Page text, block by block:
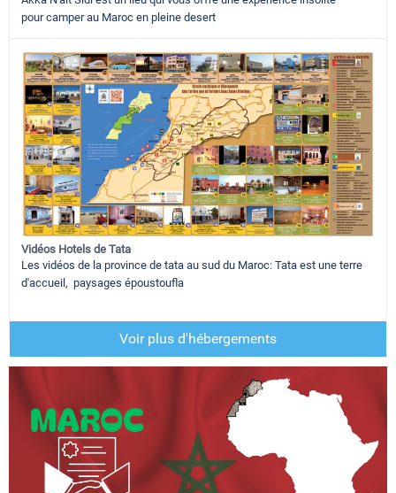
pour camper au Maroc en pleine desert
Vidéos Hotels de Tata
Les vidéos de la province de tata au sud du Maroc: Tata est une terre
d'accueil, paysages époustoufla
Voir plus d'hébergements